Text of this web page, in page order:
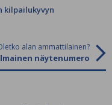
kilpailukyvyn
alan ammattilainen?
näytenumero